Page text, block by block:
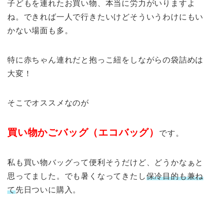
e
st
子どもを連れたお買い物、本当に労力がいりますよ
ね。できれば一人で行きたいけどそういうわけにもい
かない場面も多。
特に赤ちゃん連れだと抱っこ紐をしながらの袋詰めは
大変！
そこでオススメなのが
買い物かごバッグ（エコバッグ） です。
私も買い物バッグって便利そうだけど、どうかなぁと
思ってました。でも暑くなってきたし保冷目的も兼ね
て先日ついに購入。